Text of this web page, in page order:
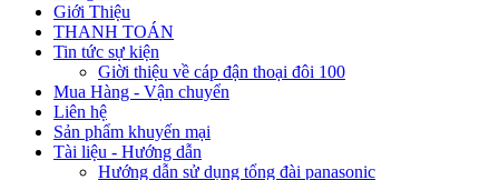
Giới Thiệu
THANH TOÁN
Tin tức sự kiện
Giời thiệu về cáp đận thoại đôi 100
Mua Hàng - Vận chuyển
Liên hệ
Sản phẩm khuyến mại
Tài liệu - Hướng dẫn
Hướng dẫn sử dụng tổng đài panasonic